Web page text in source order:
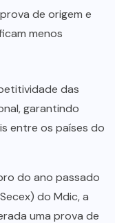
de origem e
menos
das
garantindo
entre os países do
do ano passado
do Mdic, a
uma prova de